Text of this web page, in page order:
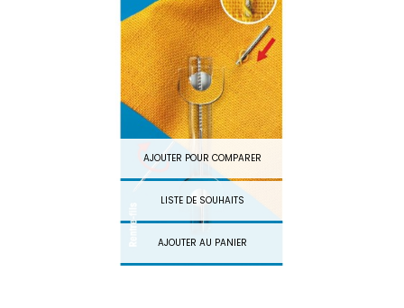
AJOUTER POUR COMPARER
LISTE DE SOUHAITS
AJOUTER AU PANIER